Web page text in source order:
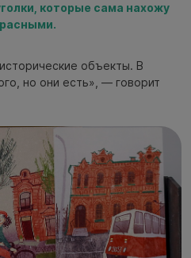
которые сама нахожу
объекты. В
но они есть», — говорит